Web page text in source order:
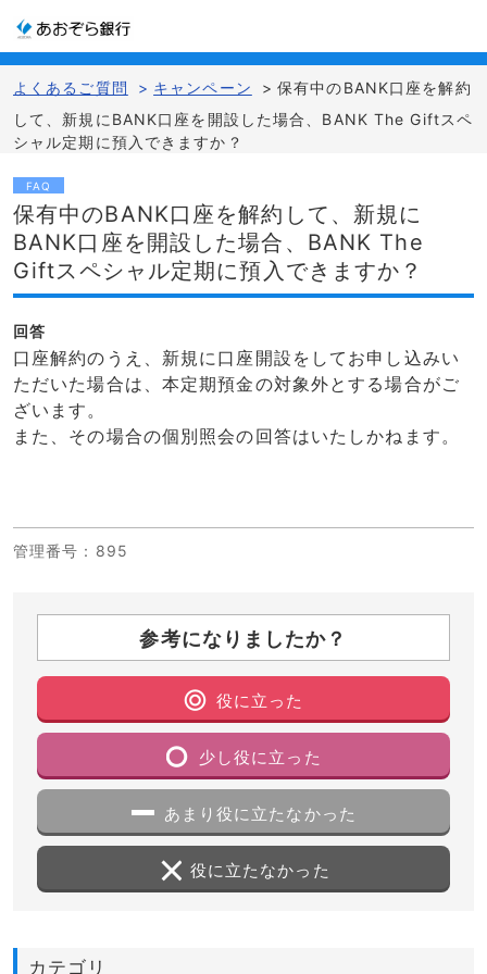
よくあるご質問 > キャンペーン > 保有中のBANK口座を解約
して、新規にBANK口座を開設した場合、BANK The Giftスペ
シャル定期に預入できますか？
FAQ
保有中のBANK口座を解約して、新規に
BANK口座を開設した場合、BANK The
Giftスペシャル定期に預入できますか？
回答
口座解約のうえ、新規に口座開設をしてお申し込みい
ただいた場合は、本定期預金の対象外とする場合がご
ざいます。
また、その場合の個別照会の回答はいたしかねます。
管理番号 ：895
参考になりましたか？
役に立った
少し役に立った
あまり役に立たなかった
役に立たなかった
カテゴリ